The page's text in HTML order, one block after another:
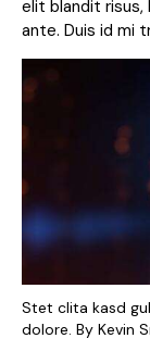
elit blandit risus,
ante. Duis id mi
Stet clita kasd
dolore. By Kevin